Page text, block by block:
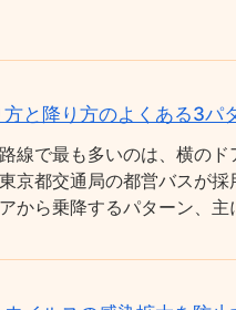
と降り方のよくある3パ
線で最も多いのは、横の
京都交通局の都営バスが
から乗降するパターン、主